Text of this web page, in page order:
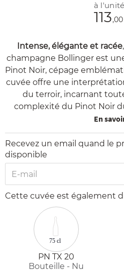
NOS COFFRETS DÉCOUVERTES
Intense, élégante et racée
champagne Bollinger est
Pinot Noir, cépage
cuvée offre une
du terroir, incarnant
complexité du Pinot Noir
En
à l'unité
113
Recevez un email quand le
disponible
Cette cuvée est également
75 cl
PN TX 20
Bouteille - Nu